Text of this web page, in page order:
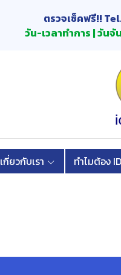
ตรวจเช็คฟรี!!
วัน-เวลาทำการ | วัน
เกี่ยวกับเรา ทำไมต้อง